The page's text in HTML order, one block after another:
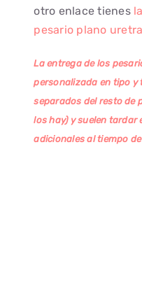
otro enlace tienes
pesario plano
La entrega de los
personalizada en tipo y
separados del resto de
los hay) y suelen tardar
adicionales al tiempo